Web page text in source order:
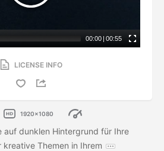
00:00 | 00:55
LICENSE INFO
1920x1080
auf dunklen Hintergrund für Ihre
Themen in Ihrem